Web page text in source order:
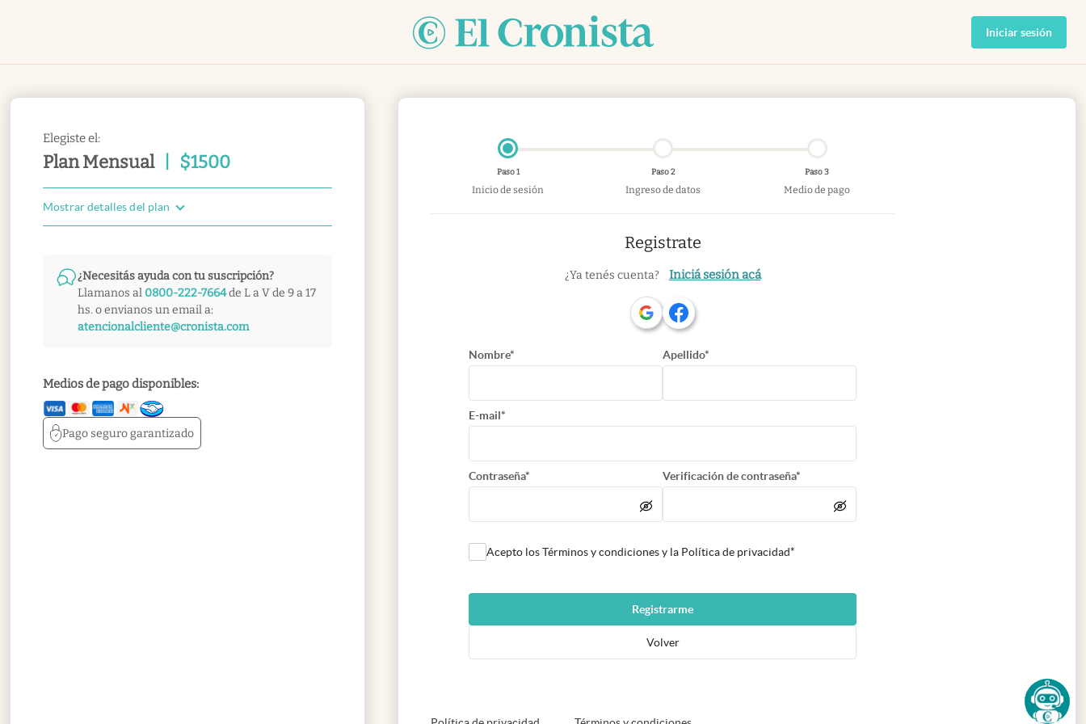
Iniciar sesión
Elegiste el:
Plan Mensual $1500
Mostrar detalles del plan
¿Necesitás ayuda con tu suscripción?
Llamanos al 0800-222-7664de L a V de 9 a 17
hs. o envianos un email a:
atencionalcliente@cronista.com
Medios de pago disponibles:
Pago segurogarantizado
Paso 1
Inicio de sesión
Paso 2
Ingreso de datos
Paso 3
Medio de pago
Registrate
¿Ya tenés cuenta? Iniciá sesión acá
Nombre* Apellido*
E-mail*
Contraseña* Verificación de contraseña*
Acepto los Términos y condiciones y la Política de privacidad*
Registrarme
Volver